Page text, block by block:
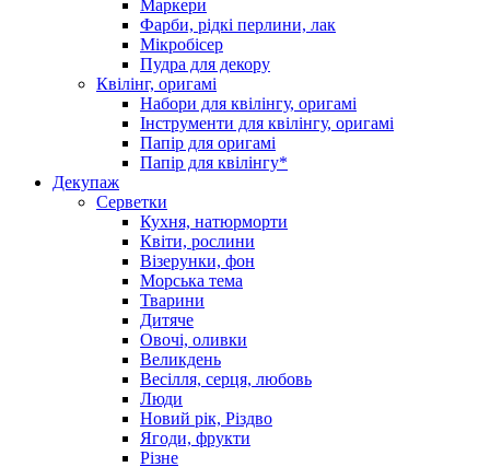
Маркери
Фарби, рідкі перлини, лак
Мікробісер
Пудра для декору
Квілінг, оригамі
Набори для квілінгу, оригамі
Інструменти для квілінгу, оригамі
Папір для оригамі
Папір для квілінгу*
Декупаж
Серветки
Кухня, натюрморти
Квіти, рослини
Візерунки, фон
Морська тема
Тварини
Дитяче
Овочі, оливки
Великдень
Весілля, серця, любовь
Люди
Новий рік, Різдво
Ягоди, фрукти
Різне